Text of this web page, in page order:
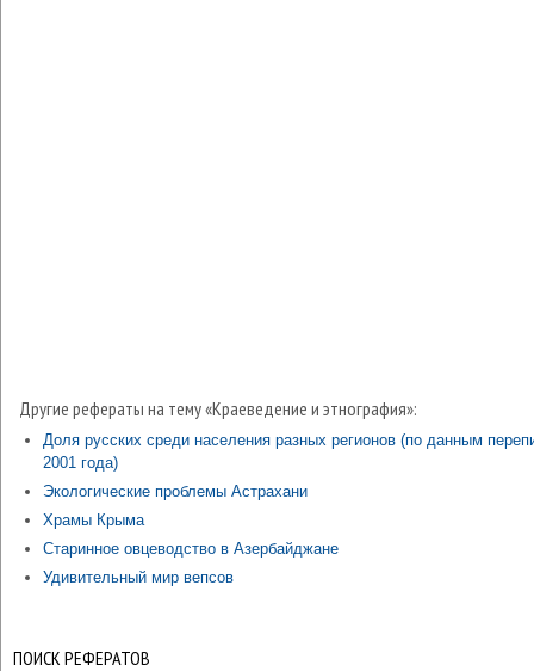
Другие рефераты на тему «Краеведение и этнография»:
Доля русских среди населения разных регионов (по данным
2001 года)
Экологические проблемы Астрахани
Храмы Крыма
Старинное овцеводство в Азербайджане
Удивительный мир вепсов
ПОИСК РЕФЕРАТОВ